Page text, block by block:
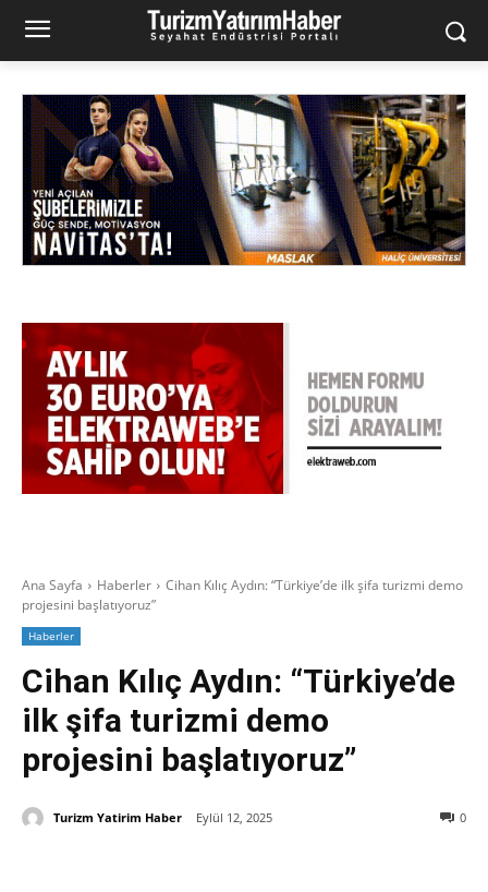
Ana Sayfa Haberler
Cihan Kılıç Aydın: “Türkiye’de ilk şifa turizmi demo
projesini başlatıyoruz”
Haberler
Cihan Kılıç Aydın: “Türkiye’de
ilk şifa turizmi demo
projesini başlatıyoruz”
0
Turizm Yatirim Haber Eylül 12, 2025